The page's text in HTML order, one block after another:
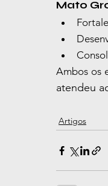
Mato
Ambos os
atendeu
Artigos